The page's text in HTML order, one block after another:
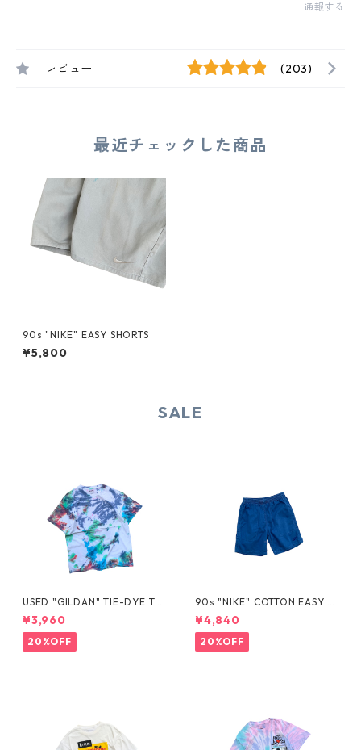
通報する
レビュー (203)
最近チェックした商品
90s "NIKE" EASY SHORTS
¥5,800
SALE
USED "GILDAN" TIE-DYE TE
E
¥3,960
20%OFF
90s "NIKE" COTTON EASY S
HORTS
¥4,840
20%OFF